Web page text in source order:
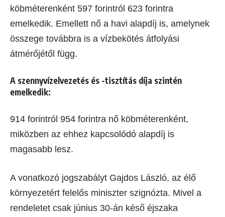
köbméterenként 597 forintról 623 forintra
emelkedik. Emellett nő a havi alapdíj is, amelynek
összege továbbra is a vízbekötés átfolyási
átmérőjétől függ.
A szennyvízelvezetés és -tisztítás díja szintén
emelkedik:
914 forintról 954 forintra nő köbméterenként,
miközben az ehhez kapcsolódó alapdíj is
magasabb lesz.
A vonatkozó jogszabályt Gajdos László, az élő
környezetért felelős miniszter szignózta. Mivel a
rendeletet csak június 30-án késő éjszaka